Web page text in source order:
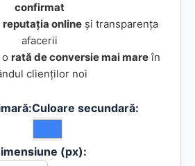
confirmat
reputația online și transparența
afacerii
rată de conversie mai mareîn
clienților noi
Culoare secundară:
(px):